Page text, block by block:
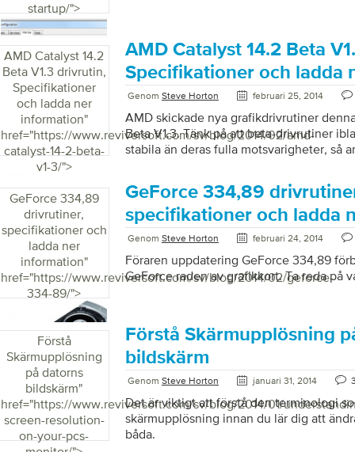
startup/">
AMD Catalyst 14.2
Beta V1.3 drivrutin,
Specifikationer
och ladda ner
information"
href="https://www.reviversoft.com/sv/blog/2014/02/amd-
catalyst-14-2-beta-
v1-3/">
AMD Catalyst 14.2 Beta
Specifikationer och ladda
Genom Steve Horton februari 25, 2014
AMD skickade nya grafikdrivrutiner
Beta V1.3. Tänk på att beta-drivrutiner
stabila än deras fulla motsvarigheter, så
kör AMD-grafik, inklusive personer med
på mobila eller stationära datorer. Om du
uppdateringen. Radeon R9 290X är ett
grafikkort som ser prestationsvinster
Bara statistiken Här är detaljerna om vad
grafikdrivrutinen ger, […]
GeForce 334,89
drivrutiner,
specifikationer och
ladda ner
information"
href="https://www.reviversoft.com/sv/blog/2014/02/geforce-
334-89/">
GeForce 334,89
specifikationer och ladda
Genom Steve Horton februari 24, 2014
Föraren uppdatering GeForce 334,89
GeForce raden av grafikkort. Ta reda på
Förstå
Skärmupplösning
på datorns
bildskärm"
href="https://www.reviversoft.com/sv/blog/2014/01/
screen-resolution-
on-your-pcs-
Förstå Skärmupplösning
bildskärm
Genom Steve Horton januari 31, 2014
Det är viktigt att förstå den terminologi
skärmupplösning innan du lär dig att
båda.